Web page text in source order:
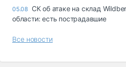
05.08 СК об атаке на склад
области: есть пострадавшие
Все новости